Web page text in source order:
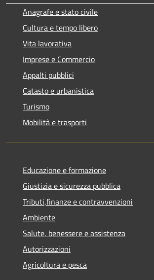
Anagrafe e stato civile
Cultura e tempo libero
Vita lavorativa
Imprese e Commercio
Appalti pubblici
Catasto e urbanistica
Turismo
Mobilità e trasporti
Educazione e formazione
Giustizia e sicurezza pubblica
Tributi,finanze e contravvenzioni
Ambiente
Salute, benessere e assistenza
Autorizzazioni
Agricoltura e pesca